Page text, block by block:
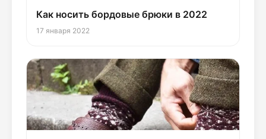
Как носить бордовые брюки в 2022
17 января 2022